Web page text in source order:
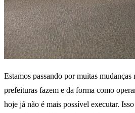
Estamos passando por muitas
prefeituras fazem e da forma como
hoje já não é mais possível executar.